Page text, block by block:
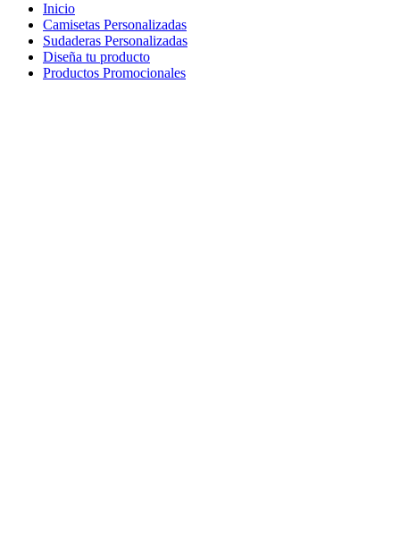
Inicio
Camisetas Personalizadas
Sudaderas Personalizadas
Diseña tu producto
Productos Promocionales